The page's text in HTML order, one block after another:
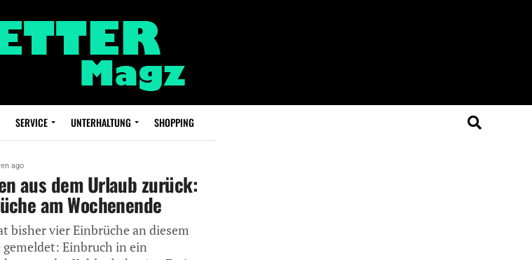
SERVICE UNTERHALTUNG SHOPPING
ago
aus dem Urlaub zurück:
am Wochenende
bisher vier Einbrüche an diesem
gemeldet: Einbruch in ein